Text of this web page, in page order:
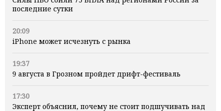
последние сутки
20:09
iPhone может исчезнуть с рынка
19:37
9 августа в Грозном пройдет дрифт-фестиваль
17:30
Эксперт объяснил, почему не стоит подшучивать над